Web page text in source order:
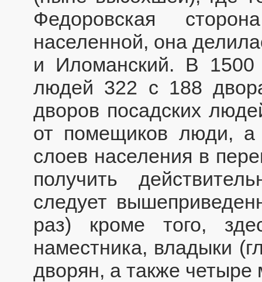
Федоровская
населенной, она
и Иломанский. В 1500
людей 322 с 188
дворов посадских
от помещиков люди, а
слоев населения в
получить
следует
раз) кроме того,
наместника, владыки
дворян, а также четыре